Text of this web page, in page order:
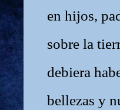
en hijos,
sobre la
debiera
bellezas y